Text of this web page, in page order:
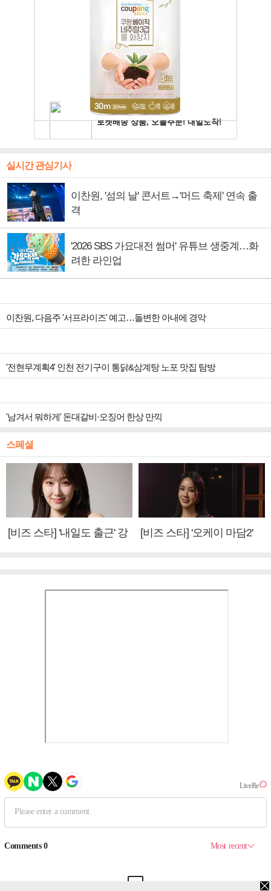
실시간 관심기사
이찬원, '섬의 날' 콘서트→'머드 축제' 연속 출
격
'2026 SBS 가요대전 썸머' 유튜브 생중계…화
려한 라인업
이찬원, 다음주 '서프라이즈' 예고…돌변한 아내에 경악
'전현무계획4' 인천 전기구이 통닭&삼계탕 노포 맛집 탐방
'남겨서 뭐하게' 돈대갈비·오징어 한상 만끽
스페셜
[비즈 스타] '내일도 출근' 강
[비즈 스타] '오케이 마담2'